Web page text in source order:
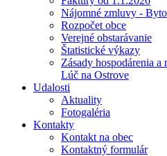
Nájomné zmluvy -
Rozpočet obce
Verejné obstarávanie
Štatistické výkazy
Zásady hospodárenia a
Lúč na Ostrove
Udalosti
Aktuality
Fotogaléria
Kontakty
Kontakt na obec
Kontaktný formulár